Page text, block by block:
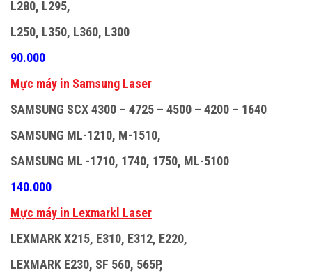
L280, L295,
L250, L350, L360, L300
90.000
Mực máy in Samsung Laser
SAMSUNG SCX 4300 – 4725 – 4500 – 4200 – 1640
SAMSUNG ML-1210, M-1510,
SAMSUNG ML -1710, 1740, 1750, ML-5100
140.000
Mực máy in Lexmarkl Laser
LEXMARK X215, E310, E312, E220,
LEXMARK E230, SF 560, 565P,